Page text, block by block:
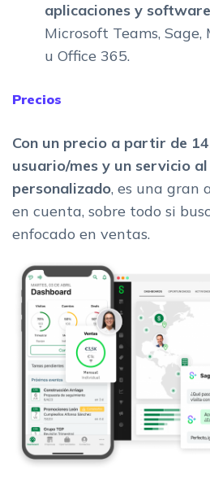
aplicaciones y software
Microsoft Teams,
u Office 365.
Precios
Con un precio a partir de
usuario/mes y un servicio
personalizado, es una gran
en cuenta, sobre todo si
enfocado en ventas.